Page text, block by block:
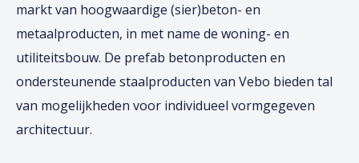
markt van hoogwaardige (sier)beton- en
metaalproducten, in met name de woning- en
utiliteitsbouw. De prefab betonproducten en
ondersteunende staalproducten van Vebo bieden tal
van mogelijkheden voor individueel vormgegeven
architectuur.